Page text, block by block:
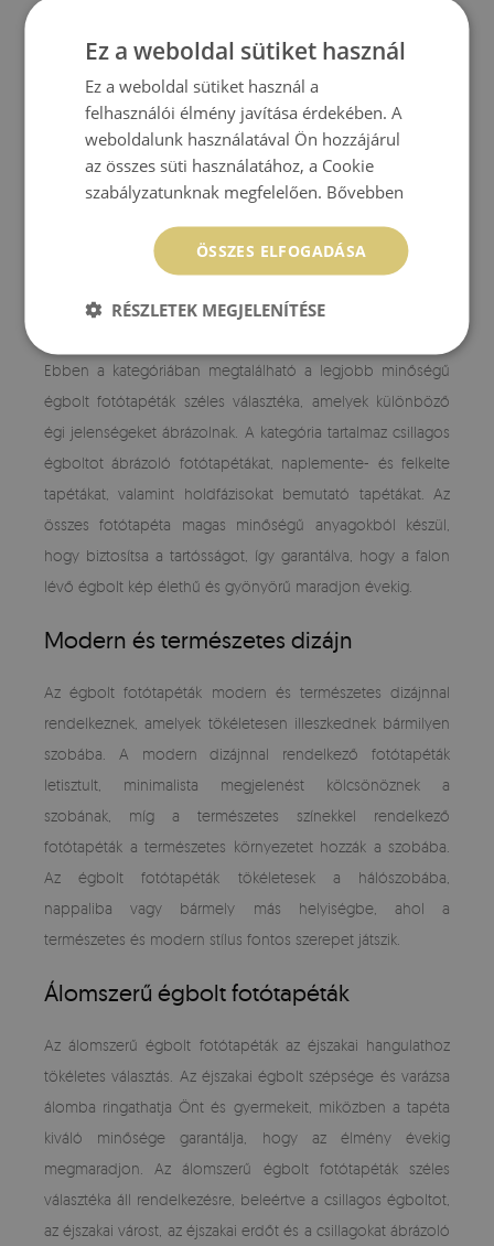
FOTOTAPETA ALPY JAK Z OBRAZKA
Ár: 8 130 HUF VÁSÁRLÁS
FOTÓTAPÉTÁK ÉG
Égbolt fotótapéták széles választéka
Ebben a kategóriában megtalálható a legjobb minőségű
égbolt fotótapéták széles választéka, amelyek különböző
égi jelenségeket ábrázolnak. A kategória tartalmaz csillagos
égboltot ábrázoló fotótapétákat, naplemente- és felkelte
tapétákat, valamint holdfázisokat bemutató tapétákat. Az
összes fotótapéta magas minőségű anyagokból készül,
hogy biztosítsa a tartósságot, így garantálva, hogy a falon
lévő égbolt kép élethű és gyönyörű maradjon évekig.
Modern és természetes dizájn
Az égbolt fotótapéták modern és természetes dizájnnal
rendelkeznek, amelyek tökéletesen illeszkednek bármilyen
szobába. A modern dizájnnal rendelkező fotótapéták
letisztult, minimalista megjelenést kölcsönöznek a
szobának, míg a természetes színekkel rendelkező
fotótapéták a természetes környezetet hozzák a szobába.
Az égbolt fotótapéták tökéletesek a hálószobába,
nappaliba vagy bármely más helyiségbe, ahol a
természetes és modern stílus fontos szerepet játszik.
Álomszerű égbolt fotótapéták
Az álomszerű égbolt fotótapéták az éjszakai hangulathoz
tökéletes választás. Az éjszakai égbolt szépsége és varázsa
álomba ringathatja Önt és gyermekeit, miközben a tapéta
kiváló minősége garantálja, hogy az élmény évekig
megmaradjon. Az álomszerű égbolt fotótapéták széles
választéka áll rendelkezésre, beleértve a csillagos égboltot,
az éjszakai várost, az éjszakai erdőt és a csillagokat ábrázoló
Ez a weboldal sütiket használ
Ez a weboldal sütiket használ a
felhasználói élmény javítása érdekében. A
weboldalunk használatával Ön hozzájárul
az összes süti használatához, a Cookie
szabályzatunknak megfelelően. Bővebben
ÖSSZES ELFOGADÁSA
RÉSZLETEK MEGJELENÍTÉSE